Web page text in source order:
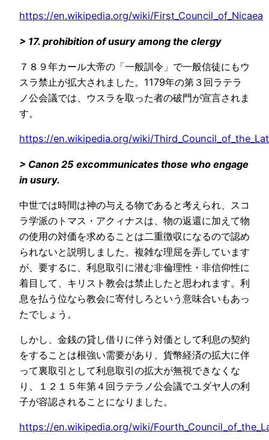
https://en.wikipedia.org/wiki/First_Council_of_Nicaea
> 17. prohibition of usury among the clergy
７８９年カール大帝の「一般訓令」で一般信徒にもウ
スラ禁止が拡大されました。1179年の第３回ラテラ
ノ公会議では、ウスラを取った者の破門が宣言されま
す。
https://en.wikipedia.org/wiki/
> Canon 25 excommunicates those who engage
in usury.
中世では時間は神の与える物であると考えられ、スコ
ラ学派のトマス・アクィナスは、物の返還に加えて物
の使用の対価を求めることは二重徴収になるので認め
られないと説明しました。複雑な理屈を弄しています
が、要するに、利息取引に潜む非倫理性・非信仰性に
着目して、キリスト教会は禁止したと思われます。利
息を払う位なら教会に寄付しろという意味合いもあっ
たでしょう。
しかし、金銭の貸し借りに伴う対価として利息の契約
をすることは根強い需要があり、貨幣経済の拡大に伴
って裏取引として利息取引の拡大が無視できなくな
り、１２１５年第４回ラテラノ公会議でユダヤ人の利
子が容認されることになりました。
https://en.wikipedia.org/wiki/